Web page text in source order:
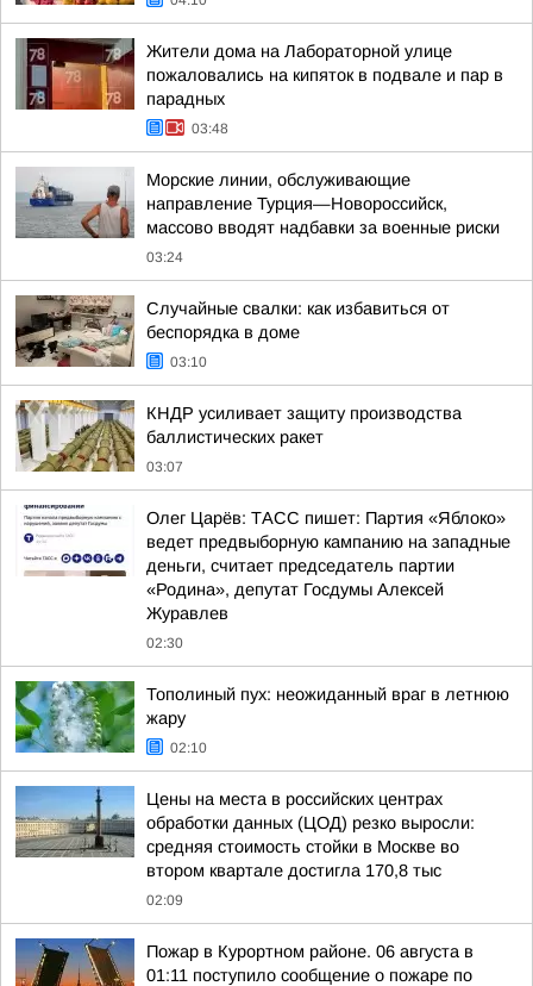
Жители дома на Лабораторной улице
пожаловались на кипяток в подвале и пар в
парадных
03:48
Морские линии, обслуживающие
направление Турция—Новороссийск,
массово вводят надбавки за военные риски
03:24
Случайные свалки: как избавиться от
беспорядка в доме
03:10
КНДР усиливает защиту производства
баллистических ракет
03:07
Олег Царёв: ТАСС пишет: Партия «Яблоко»
ведет предвыборную кампанию на западные
деньги, считает председатель партии
«Родина», депутат Госдумы Алексей
Журавлев
02:30
Тополиный пух: неожиданный враг в летнюю
жару
02:10
Цены на места в российских центрах
обработки данных (ЦОД) резко выросли:
средняя стоимость стойки в Москве во
втором квартале достигла 170,8 тыс
02:09
Пожар в Курортном районе. 06 августа в
01:11 поступило сообщение о пожаре по